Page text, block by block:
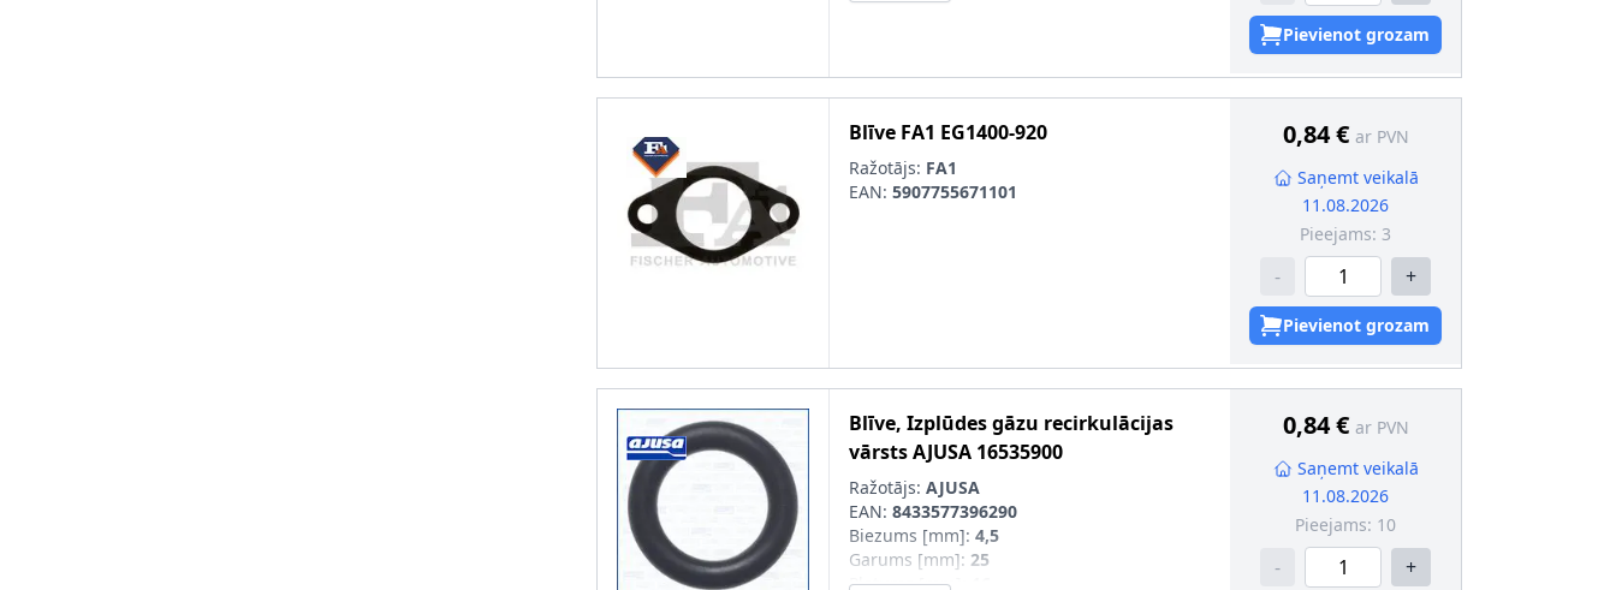
Pievienot grozam
Blīve FA1 EG1400-920
Ražotājs: FA1
EAN: 5907755671101
0,84 € ar PVN
Saņemt veikalā
11.08.2026
Pieejams: 3
- +
Pievienot grozam
Blīve, Izplūdes gāzu recirkulācijas
vārstsAJUSA 16535900
Ražotājs: AJUSA
EAN: 8433577396290
Biezums [mm]: 4,5
Garums [mm]: 25
Platums [mm]
0,84 € ar PVN
Saņemt veikalā
11.08.2026
Pieejams: 10
- +